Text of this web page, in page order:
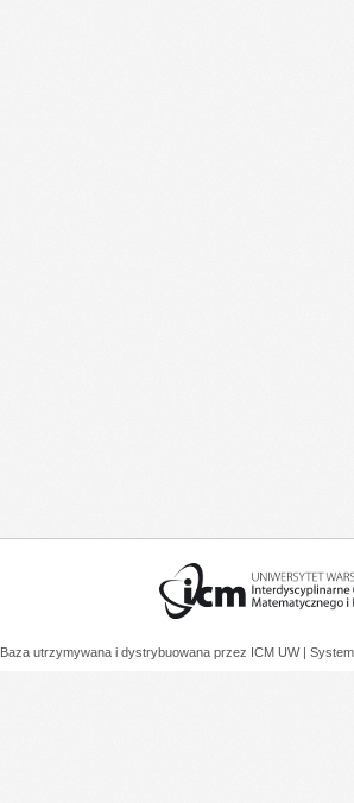
Baza utrzymywana i dystrybuowana przez ICM UW |